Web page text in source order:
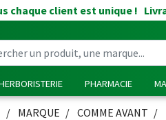
chaque client est unique !
PHARMACIE
MARQUE COMME AVANT